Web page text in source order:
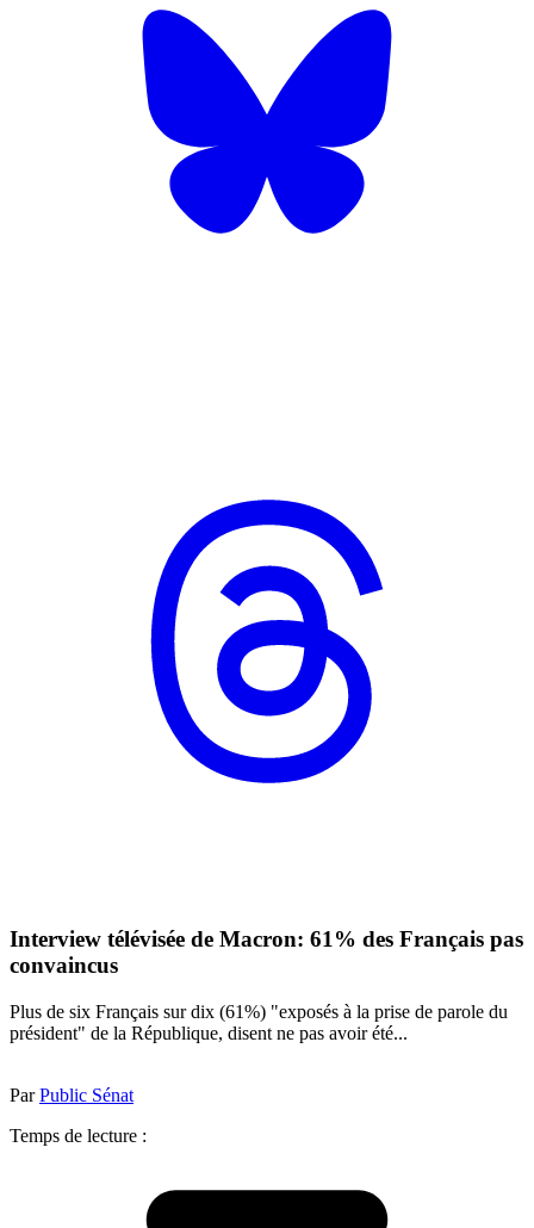
Interview télévisée de Macron: 61% des Français pas
convaincus
Plus de six Français sur dix (61%) "exposés à la prise de parole du
président" de la République, disent ne pas avoir été...
ParPublic Sénat
Temps de lecture :